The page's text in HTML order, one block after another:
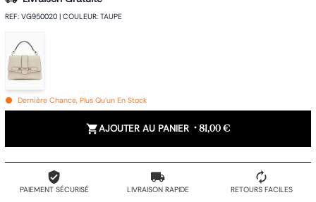
REF: VG950020 | COULEUR: TAUPE
Dernière Chance, Plus Qu'un En Stock
AJOUTER AU PANIER • 81,00 €
PAIEMENT SÉCURISÉ LIVRAISON RAPIDE RETOURS FACILES